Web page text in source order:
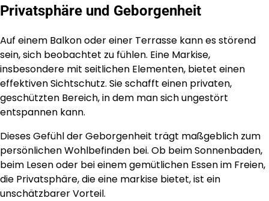
Privatsphäre und Geborgenheit
Auf einem Balkon oder einer Terrasse kann es störend
sein, sich beobachtet zu fühlen. Eine Markise,
insbesondere mit seitlichen Elementen, bietet einen
effektiven Sichtschutz. Sie schafft einen privaten,
geschützten Bereich, in dem man sich ungestört
entspannen kann.
Dieses Gefühl der Geborgenheit trägt maßgeblich zum
persönlichen Wohlbefinden bei. Ob beim Sonnenbaden,
beim Lesen oder bei einem gemütlichen Essen im Freien,
die Privatsphäre, die eine markise bietet, ist ein
unschätzbarer Vorteil.